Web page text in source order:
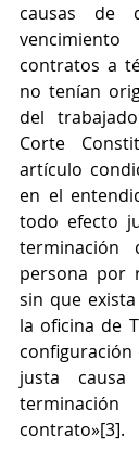
causas de
contratos a
no tenían
del
Corte
artículo
en el
todo efecto
persona por
sin que
la oficina de
configuración
justa
contrato»[3].